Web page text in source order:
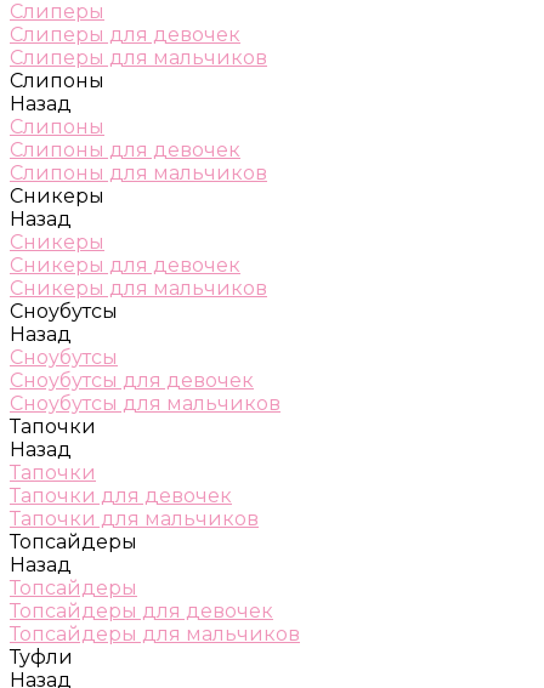
Слиперы
Слиперы для девочек
Слиперы для мальчиков
Слипоны
Назад
Слипоны
Слипоны для девочек
Слипоны для мальчиков
Сникеры
Назад
Сникеры
Сникеры для девочек
Сникеры для мальчиков
Сноубутсы
Назад
Сноубутсы
Сноубутсы для девочек
Сноубутсы для мальчиков
Тапочки
Назад
Тапочки
Тапочки для девочек
Тапочки для мальчиков
Топсайдеры
Назад
Топсайдеры
Топсайдеры для девочек
Топсайдеры для мальчиков
Туфли
Назад